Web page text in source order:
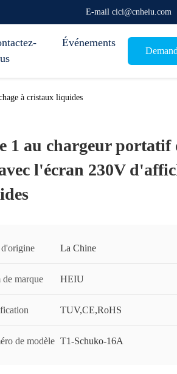
E-mail cici@cnheiu.com
Événements
à cristaux liquides
1 au chargeur portatif
l'écran 230V
La Chine
marque HEIU
TUV,CE,RoHS
de modèle T1-Schuko-16A